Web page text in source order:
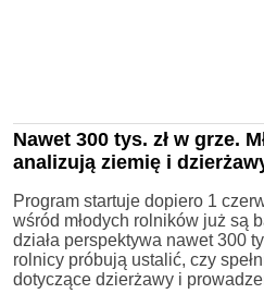
Nawet 300 tys. zł w grze.
analizują ziemię i
Program startuje dopiero 1
wśród młodych rolników już są
działa perspektywa nawet 300
rolnicy próbują ustalić, czy
dotyczące dzierżawy i